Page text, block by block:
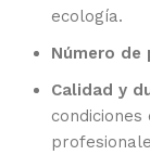
ecología.
Número de
Calidad y